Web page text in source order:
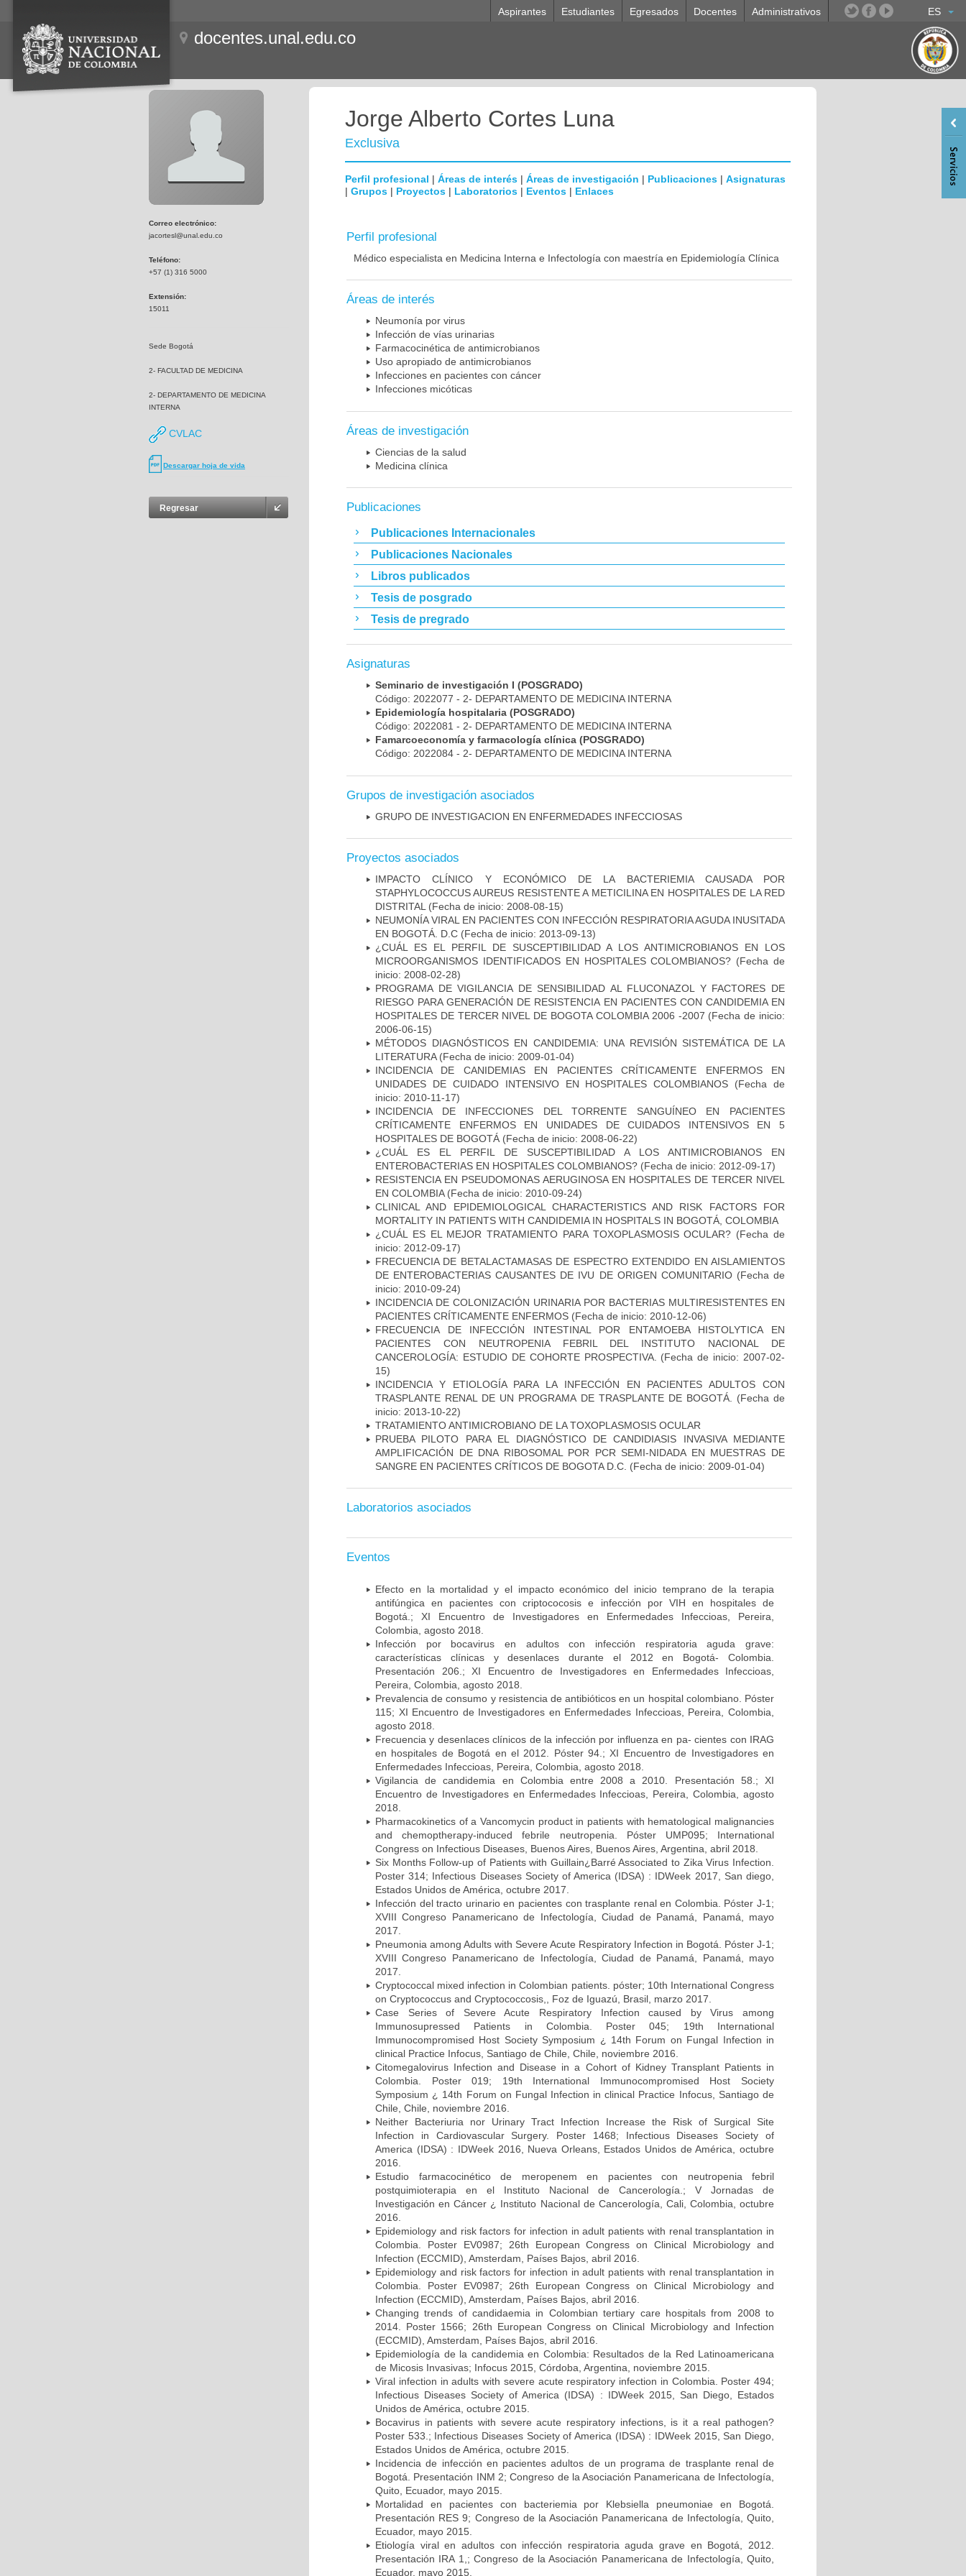
ES
Aspirantes Estudiantes Egresados Docentes Administrativos
docentes.unal.edu.co
Correo electrónico:
jacortesl@unal.edu.co
Teléfono:
+57 (1) 316 5000
Extensión:
15011
Sede Bogotá
2- FACULTAD DE MEDICINA
2- DEPARTAMENTO DE MEDICINA
INTERNA
CVLAC
Descargar hoja de vida
Regresar
Jorge Alberto Cortes Luna
Exclusiva
Perfil profesional | Áreas de interés | Áreas de investigación | Publicaciones | Asignaturas
| Grupos | Proyectos | Laboratorios | Eventos | Enlaces
Perfil profesional
Médico especialista en Medicina Interna e Infectología con maestría en Epidemiología Clínica
Áreas de interés
Neumonía por virus
Infección de vías urinarias
Farmacocinética de antimicrobianos
Uso apropiado de antimicrobianos
Infecciones en pacientes con cáncer
Infecciones micóticas
Áreas de investigación
Ciencias de la salud
Medicina clínica
Publicaciones
Publicaciones Internacionales
Publicaciones Nacionales
Libros publicados
Tesis de posgrado
Tesis de pregrado
Asignaturas
Seminario de investigación I (POSGRADO)
Código: 2022077 - 2- DEPARTAMENTO DE MEDICINA INTERNA
Epidemiología hospitalaria (POSGRADO)
Código: 2022081 - 2- DEPARTAMENTO DE MEDICINA INTERNA
Famarcoeconomía y farmacología clínica (POSGRADO)
Código: 2022084 - 2- DEPARTAMENTO DE MEDICINA INTERNA
Grupos de investigación asociados
GRUPO DE INVESTIGACION EN ENFERMEDADES INFECCIOSAS
Proyectos asociados
IMPACTO CLÍNICO Y ECONÓMICO DE LA BACTERIEMIA CAUSADA POR
STAPHYLOCOCCUS AUREUS RESISTENTE A METICILINA EN HOSPITALES DE LA RED
DISTRITAL (Fecha de inicio: 2008-08-15)
NEUMONÍA VIRAL EN PACIENTES CON INFECCIÓN RESPIRATORIA AGUDA INUSITADA
EN BOGOTÁ. D.C (Fecha de inicio: 2013-09-13)
¿CUÁL ES EL PERFIL DE SUSCEPTIBILIDAD A LOS ANTIMICROBIANOS EN LOS
MICROORGANISMOS IDENTIFICADOS EN HOSPITALES COLOMBIANOS? (Fecha de
inicio: 2008-02-28)
PROGRAMA DE VIGILANCIA DE SENSIBILIDAD AL FLUCONAZOL Y FACTORES DE
RIESGO PARA GENERACIÓN DE RESISTENCIA EN PACIENTES CON CANDIDEMIA EN
HOSPITALES DE TERCER NIVEL DE BOGOTA COLOMBIA 2006 -2007 (Fecha de inicio:
2006-06-15)
MÉTODOS DIAGNÓSTICOS EN CANDIDEMIA: UNA REVISIÓN SISTEMÁTICA DE LA
LITERATURA(Fecha de inicio: 2009-01-04)
INCIDENCIA DE CANIDEMIAS EN PACIENTES CRÍTICAMENTE ENFERMOS EN
UNIDADES DE CUIDADO INTENSIVO EN HOSPITALES COLOMBIANOS (Fecha de
inicio: 2010-11-17)
INCIDENCIA DE INFECCIONES DEL TORRENTE SANGUÍNEO EN PACIENTES
CRÍTICAMENTE ENFERMOS EN UNIDADES DE CUIDADOS INTENSIVOS EN 5
HOSPITALES DE BOGOTÁ (Fecha de inicio: 2008-06-22)
¿CUÁL ES EL PERFIL DE SUSCEPTIBILIDAD A LOS ANTIMICROBIANOS EN
ENTEROBACTERIAS EN HOSPITALES COLOMBIANOS? (Fecha de inicio: 2012-09-17)
RESISTENCIA EN PSEUDOMONAS AERUGINOSA EN HOSPITALES DE TERCER NIVEL
EN COLOMBIA (Fecha de inicio: 2010-09-24)
CLINICAL AND EPIDEMIOLOGICAL CHARACTERISTICS AND RISK FACTORS FOR
MORTALITY IN PATIENTS WITH CANDIDEMIA IN HOSPITALS IN BOGOTÁ, COLOMBIA
¿CUÁL ES EL MEJOR TRATAMIENTO PARA TOXOPLASMOSIS OCULAR? (Fecha de
inicio: 2012-09-17)
FRECUENCIA DE BETALACTAMASAS DE ESPECTRO EXTENDIDO EN AISLAMIENTOS
DE ENTEROBACTERIAS CAUSANTES DE IVU DE ORIGEN COMUNITARIO(Fecha de
inicio: 2010-09-24)
INCIDENCIA DE COLONIZACIÓN URINARIA POR BACTERIAS MULTIRESISTENTES EN
PACIENTES CRÍTICAMENTE ENFERMOS (Fecha de inicio: 2010-12-06)
FRECUENCIA DE INFECCIÓN INTESTINAL POR ENTAMOEBA HISTOLYTICA EN
PACIENTES CON NEUTROPENIA FEBRIL DEL INSTITUTO NACIONAL DE
CANCEROLOGÍA: ESTUDIO DE COHORTE PROSPECTIVA.
(Fecha de inicio: 2007-02-
15)
INCIDENCIA Y ETIOLOGÍA PARA LA INFECCIÓN EN PACIENTES ADULTOS CON
TRASPLANTE RENAL DE UN PROGRAMA DE TRASPLANTE DE BOGOTÁ.
(Fecha de
inicio: 2013-10-22)
TRATAMIENTO ANTIMICROBIANO DE LA TOXOPLASMOSIS OCULAR
PRUEBA PILOTO PARA EL DIAGNÓSTICO DE CANDIDIASIS INVASIVA MEDIANTE
AMPLIFICACIÓN DE DNA RIBOSOMAL POR PCR SEMI-NIDADA EN MUESTRAS DE
SANGRE EN PACIENTES CRÍTICOS DE BOGOTA D.C. (Fecha de inicio: 2009-01-04)
Laboratorios asociados
Eventos
Efecto en la mortalidad y el impacto económico del inicio temprano de la terapia
antifúngica en pacientes con criptococosis e infección por VIH en hospitales de
Bogotá.; XI Encuentro de Investigadores en Enfermedades Infeccioas, Pereira,
Colombia, agosto 2018.
Infección por bocavirus en adultos con infección respiratoria aguda grave:
características clínicas y desenlaces durante el 2012 en Bogotá- Colombia.
Presentación 206.; XI Encuentro de Investigadores en Enfermedades Infeccioas,
Pereira, Colombia, agosto 2018.
Prevalencia de consumo y resistencia de antibióticos en un hospital colombiano. Póster
115; XI Encuentro de Investigadores en Enfermedades Infeccioas, Pereira, Colombia,
agosto 2018.
Frecuencia y desenlaces clínicos de la infección por influenza en pa- cientes con IRAG
en hospitales de Bogotá en el 2012. Póster 94.; XI Encuentro de Investigadores en
Enfermedades Infeccioas, Pereira, Colombia, agosto 2018.
Vigilancia de candidemia en Colombia entre 2008 a 2010. Presentación 58.; XI
Encuentro de Investigadores en Enfermedades Infeccioas, Pereira, Colombia, agosto
2018.
Pharmacokinetics of a Vancomycin product in patients with hematological malignancies
and chemoptherapy-induced febrile neutropenia. Póster UMP095; International
Congress on Infectious Diseases, Buenos Aires, Buenos Aires, Argentina, abril 2018.
Six Months Follow-up of Patients with Guillain¿Barré Associated to Zika Virus Infection.
Poster 314; Infectious Diseases Society of America (IDSA) : IDWeek 2017, San diego,
Estados Unidos de América, octubre 2017.
Infección del tracto urinario en pacientes con trasplante renal en Colombia. Póster J-1;
XVIII Congreso Panamericano de Infectología, Ciudad de Panamá, Panamá, mayo
2017.
Pneumonia among Adults with Severe Acute Respiratory Infection in Bogotá. Póster J-1;
XVIII Congreso Panamericano de Infectología, Ciudad de Panamá, Panamá, mayo
2017.
Cryptococcal mixed infection in Colombian patients. póster; 10th International Congress
on Cryptococcus and Cryptococcosis,, Foz de Iguazú, Brasil, marzo 2017.
Case Series of Severe Acute Respiratory Infection caused by Virus among
Immunosupressed Patients in Colombia. Poster 045; 19th International
Immunocompromised Host Society Symposium ¿ 14th Forum on Fungal Infection in
clinical Practice Infocus, Santiago de Chile, Chile, noviembre 2016.
Citomegalovirus Infection and Disease in a Cohort of Kidney Transplant Patients in
Colombia. Poster 019; 19th International Immunocompromised Host Society
Symposium ¿ 14th Forum on Fungal Infection in clinical Practice Infocus, Santiago de
Chile, Chile, noviembre 2016.
Neither Bacteriuria nor Urinary Tract Infection Increase the Risk of Surgical Site
Infection in Cardiovascular Surgery. Poster 1468; Infectious Diseases Society of
America (IDSA) : IDWeek 2016, Nueva Orleans, Estados Unidos de América, octubre
2016.
Estudio farmacocinético de meropenem en pacientes con neutropenia febril
postquimioterapia en el Instituto Nacional de Cancerología.; V Jornadas de
Investigación en Cáncer ¿ Instituto Nacional de Cancerología, Cali, Colombia, octubre
2016.
Epidemiology and risk factors for infection in adult patients with renal transplantation in
Colombia. Poster EV0987; 26th European Congress on Clinical Microbiology and
Infection (ECCMID), Amsterdam, Países Bajos, abril 2016.
Epidemiology and risk factors for infection in adult patients with renal transplantation in
Colombia. Poster EV0987; 26th European Congress on Clinical Microbiology and
Infection (ECCMID), Amsterdam, Países Bajos, abril 2016.
Changing trends of candidaemia in Colombian tertiary care hospitals from 2008 to
2014. Poster 1566; 26th European Congress on Clinical Microbiology and Infection
(ECCMID), Amsterdam, Países Bajos, abril 2016.
Epidemiología de la candidemia en Colombia: Resultados de la Red Latinoamericana
de Micosis Invasivas; Infocus 2015, Córdoba, Argentina, noviembre 2015.
Viral infection in adults with severe acute respiratory infection in Colombia. Poster 494;
Infectious Diseases Society of America (IDSA) : IDWeek 2015, San Diego, Estados
Unidos de América, octubre 2015.
Bocavirus in patients with severe acute respiratory infections, is it a real pathogen?
Poster 533.; Infectious Diseases Society of America (IDSA) : IDWeek 2015, San Diego,
Estados Unidos de América, octubre 2015.
Incidencia de infección en pacientes adultos de un programa de trasplante renal de
Bogotá. Presentación INM 2; Congreso de la Asociación Panamericana de Infectología,
Quito, Ecuador, mayo 2015.
Mortalidad en pacientes con bacteriemia por Klebsiella pneumoniae en Bogotá.
Presentación RES 9; Congreso de la Asociación Panamericana de Infectología, Quito,
Ecuador, mayo 2015.
Etiología viral en adultos con infección respiratoria aguda grave en Bogotá, 2012.
Presentación IRA 1,; Congreso de la Asociación Panamericana de Infectología, Quito,
Ecuador, mayo 2015.